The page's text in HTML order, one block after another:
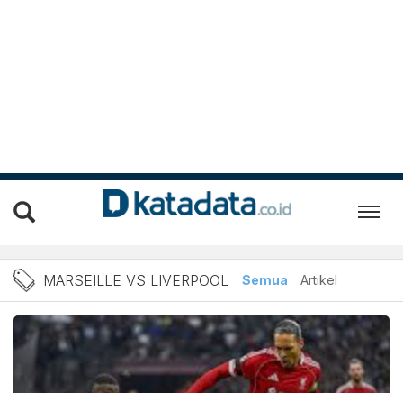
Berita Marseille vs
MARSEILLE VS LIVERPOOL Semua Artikel